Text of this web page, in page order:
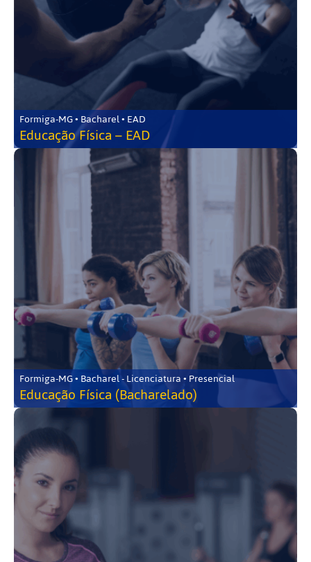
Formiga-MG • Bacharel • EAD
Educação Física – EAD
Formiga-MG • Bacharel - Licenciatura • Presencial
Educação Física (Bacharelado)